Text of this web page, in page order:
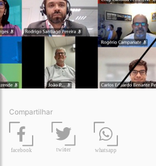
Compartilhar
facebook twitter whatsapp